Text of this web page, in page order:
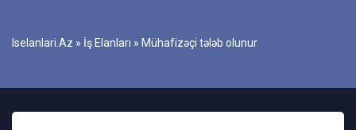
Iselanlari.az » İş Elanları » Mühafizəçi tələb olunur